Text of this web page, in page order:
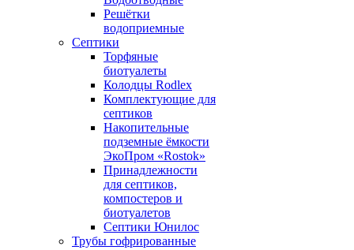
Решётки
водоприемные
Септики
Торфяные
биотуалеты
Колодцы Rodlex
Комплектующие для
септиков
Накопительные
подземные ёмкости
ЭкоПром «Rostok»
Принадлежности
для септиков,
компостеров и
биотуалетов
Септики Юнилос
Трубы гофрированные